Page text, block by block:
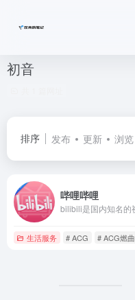
初音
排序 发布 更新 浏览
哔哩哔哩
生活服务 # ACG # ACG燃曲